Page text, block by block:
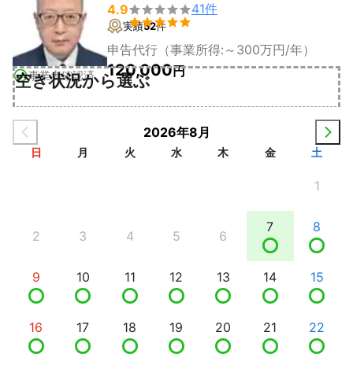
事業者確認済
4.9

41件
実績52件
申告代行（事業所得:～300万円/年）
120,000円
空き状況から選ぶ
2026年8月
日 月 火 水 木 金 土
1
2 3 4 5 6
7 8
9 10 11 12 13 14 15
16 17 18 19 20 21 22